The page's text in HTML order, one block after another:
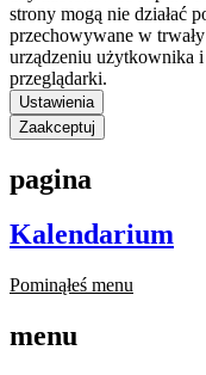
strony mogą nie działać
przechowywane w
urządzeniu użytkownika
przeglądarki.
Ustawienia
Zaakceptuj
pagina
Kalendarium
Pominąłeś menu
menu